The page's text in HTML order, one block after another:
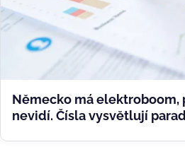
Německo má elektroboom,
nevidí. Čísla vysvětlují